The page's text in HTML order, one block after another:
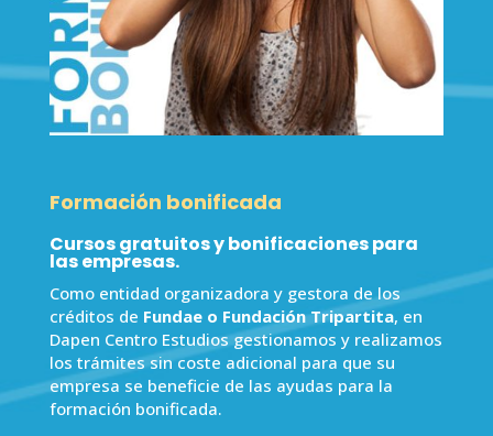
Formación bonificada
Cursos gratuitos y bonificaciones para
las empresas.
Como entidad organizadora y gestora de los
créditos de Fundae o Fundación Tripartita, en
Dapen Centro Estudios gestionamos y realizamos
los trámites sin coste adicional para que su
empresa se beneficie de las ayudas para la
formación bonificada.